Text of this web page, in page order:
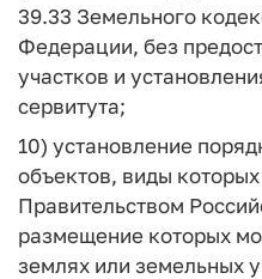
39.33 Земельного
Федерации, без
участков и
сервитута;
10) установление
объектов, виды
Правительством
размещение которых
землях или земельных